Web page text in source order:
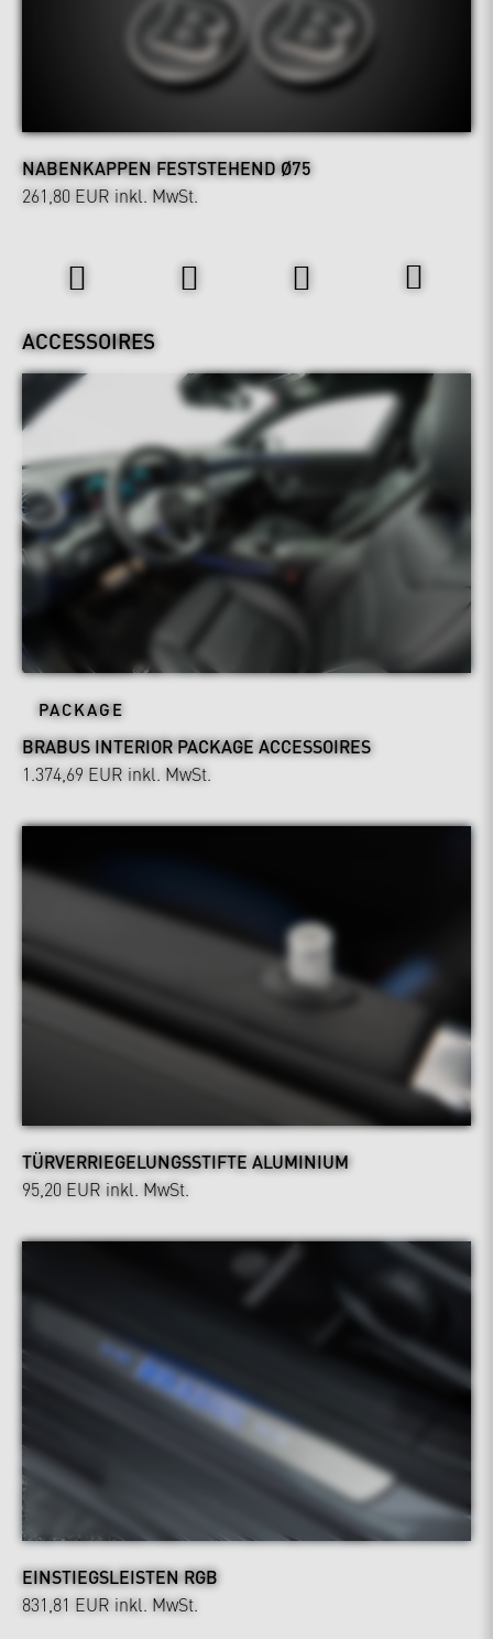
NABENKAPPEN FESTSTEHEND Ø75
261,80 EUR inkl. MwSt.
ACCESSOIRES
PACKAGE
BRABUS INTERIOR PACKAGE ACCESSOIRES
1.374,69 EUR inkl. MwSt.
TÜRVERRIEGELUNGSSTIFTE ALUMINIUM
95,20 EUR inkl. MwSt.
EINSTIEGSLEISTEN RGB
831,81 EUR inkl. MwSt.